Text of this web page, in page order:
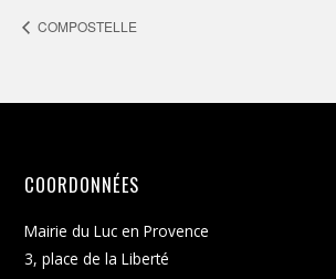
COMPOSTELLE
COORDONNÉES
Mairie du Luc en Provence
3, place de la Liberté